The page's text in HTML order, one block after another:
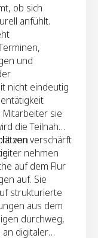
ob sich
anfühlt.
und
nicht eindeutig
sie
die Teilnahme
von verschärft
nehmen
auf dem Flur
auf. Sie
strukturierte
aus dem
durchweg,
digitaler